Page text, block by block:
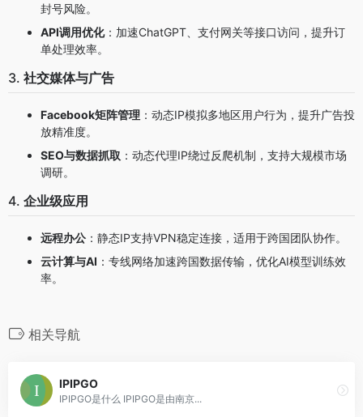
封号风险。
API调用优化：加速ChatGPT、支付网关等接口访问，提升订
单处理效率。
3. 社交媒体与广告
Facebook矩阵管理 ：动态IP模拟多地区用户行为，提升广告投
放精准度。
SEO与数据抓取 ：动态代理IP绕过反爬机制，支持大规模市场
调研。
4. 企业级应用
远程办公 ：静态IP支持VPN稳定连接，适用于跨国团队协作。
云计算与AI ：专线网络加速跨国数据传输，优化AI模型训练效
率。
相关导航
IPIPGO
IPIPGO是什么 IPIPGO是由南京...